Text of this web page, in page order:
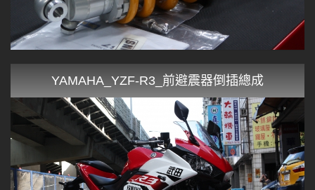
YAMAHA_YZF-R3_前避震器倒插總成